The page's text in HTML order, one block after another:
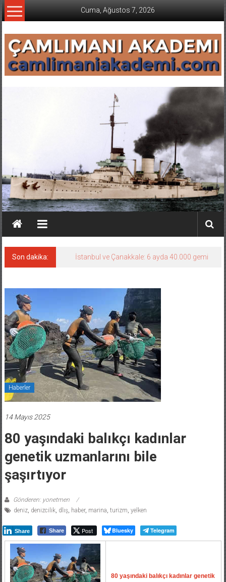
İçeriğe
geç
Cuma, Ağustos 7, 2026
Son dakika: İstanbul ve Çanakkale: 6 ayda 40.000 gemi
Haberler
14 Mayıs 2025
80 yaşındaki balıkçı kadınlar
genetik uzmanlarını bile
şaşırtıyor
Gönderen: yonetmen
deniz, denizcilik, dlış, haber, marina, turizm, yelken
Share Share Post Bluesky Telegram
80 yaşındaki balıkçı kadınlar genetik